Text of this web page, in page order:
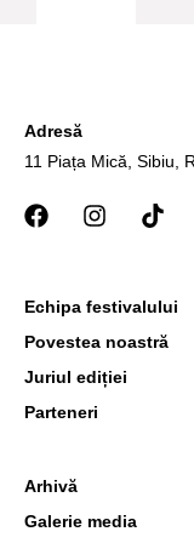
Adresă
11 Piața Mică, Sibiu,
Arhivă
Galerie media
Echipa festivalului
Povestea noastră
Juriul ediției
Parteneri